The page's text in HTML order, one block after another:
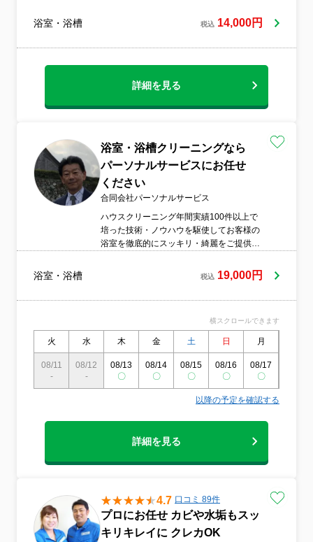
洗剤をチョイスすることが重要です。当店
は、「基本に忠実に」汚れの種類に応じた
浴室・浴槽 税込 14,000円
詳細を見る
浴室・浴槽クリーニングなら
パーソナルサービスにお任せ
ください
合同会社パーソナルサービス
ハウスクリーニング年間実績100件以上で
培った技術・ノウハウを駆使してお客様の
浴室を徹底的にスッキリ・綺麗をご提供い
浴室・浴槽 税込 19,000円
横スクロールできます
火 水 木 金 土 日 月
08/11
-
08/12
-
08/13
〇
08/14
〇
08/15
〇
08/16
〇
08/17
〇
以降の予定を確認する
詳細を見る
4.7 口コミ 89件
プロにお任せ カビや水垢もスッ
キリキレイに クレカOK